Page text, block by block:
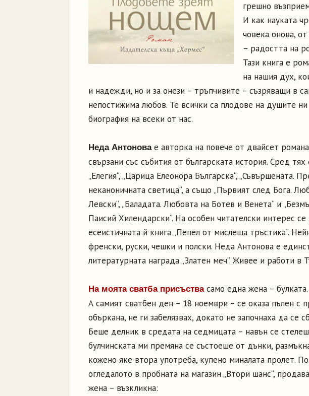
грешно
И как науката
човека онова,
– радостта на
Тази книга е
на нашия дух,
и надежди, но и за онези – тръпчивите – съзряващи в
непостижима любов. Те всички са плодове на душите
биография на всеки от нас.
Неда Антоновае авторка на повече от двайсет
свързани със събития от българската история. Сред тях
„Елегия“, „Царица Елеонора Българска“, „Съвършената.
неканоничната светица“, а също „Първият след Бога.
Левски“, „Баладата. Любовта на Ботев и Венета“ и
Паисий Хилендарски“. На особен читателски интерес
есеистичната й книга „Пепел от мислеща тръстика“.
френски, руски, чешки и полски. Неда Антонова е
литературната награда „Златен меч“. Живее и работи в
На моята сватба присъствасамо една жена – булката.
А самият сватбен ден – 18 ноември – се оказа пълен с
объркана, не ги забелязвах, докато не започнаха да се
Беше делник в средата на седмицата – навън се
булчинската ми премяна се състоеше от дънки,
кожено яке втора употреба, купено миналата пролет.
огледалото в пробната на магазин „Втори шанс“,
жена – възкликна: